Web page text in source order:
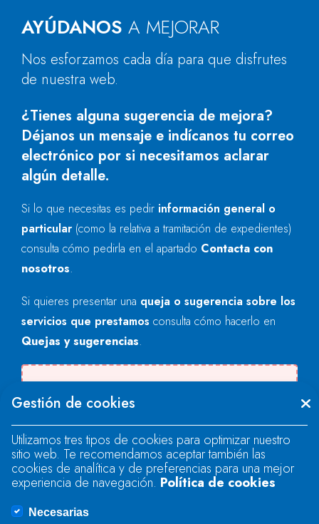
AYÚDANOS A MEJORAR
Nos esforzamos cada día para que disfrutes
de nuestra web.
¿Tienes alguna sugerencia de mejora?
Déjanos un mensaje e indícanos tu correo
electrónico por si necesitamos aclarar
algún detalle.
Si lo que necesitas es pedir información general o
particular (como la relativa a tramitación de expedientes)
consulta cómo pedirla en el apartado Contacta con
nosotros.
Si quieres presentar una queja o sugerencia sobre los
servicios que prestamos consulta cómo hacerlo en
Quejas y sugerencias.
"text".
Se produjo un error al cargar el campo
"text".
Gestión de cookies
Utilizamos tres tipos de cookies para optimizar nuestro
sitio web. Te recomendamos aceptar también las
cookies de analítica y de preferencias para una mejor
experiencia de navegación. Política de cookies
Necesarias